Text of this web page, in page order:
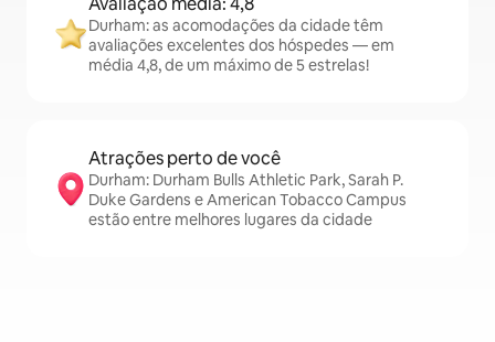
Durham: as acomodações da cidade têm
avaliações excelentes dos hóspedes — em
média 4,8, de um máximo de 5 estrelas!
Atrações perto de você
Durham: Durham Bulls Athletic Park, Sarah P.
Duke Gardens e American Tobacco Campus
estão entre melhores lugares da cidade